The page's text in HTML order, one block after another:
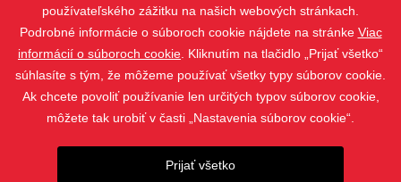
PRODUKTY
KONTAKT
používateľského zážitku na našich webových stránkach.
Podrobné informácie o súboroch cookie nájdete na stránke Viac
informácií o súboroch cookie . Kliknutím na tlačidlo „Prijať všetko“
súhlasíte s tým, že môžeme používať všetky typy súborov cookie.
Ak chcete povoliť používanie len určitých typov súborov cookie,
môžete tak urobiť v časti „Nastavenia súborov cookie“.
Prijať všetko